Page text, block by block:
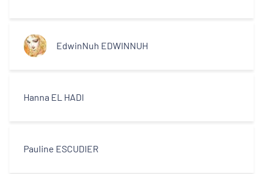
EdwinNuh EDWINNUH
Hanna EL HADI
Pauline ESCUDIER